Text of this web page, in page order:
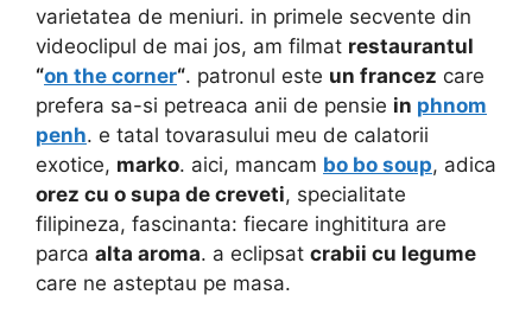
varietatea de meniuri. in primele secvente din
videoclipul de mai jos, am filmat restaurantul
“on the corner“. patronul este un francez care
prefera sa-si petreaca anii de pensie in phnom
penh. e tatal tovarasului meu de calatorii
exotice, marko. aici, mancam bo bo soup, adica
orez cu o supa de creveti, specialitate
filipineza, fascinanta: fiecare inghititura are
parca alta aroma. a eclipsat crabii cu legume
care ne asteptau pe masa.